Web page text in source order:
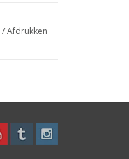
/Afdrukken